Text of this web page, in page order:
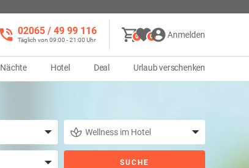
02065 / 49 ‌99 116
Täglich von 09:00 - 21:00 Uhr
0 0 Anmelden
Nächte Hotel Deal Urlaub verschenken
SUCHE